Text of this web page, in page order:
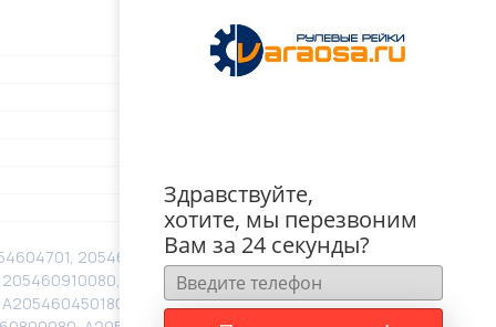
205460470180, 2054605000,
2054609300, 205460930080,
A2054604701, A205460470180,
Здравствуйте,
хотите, мы перезвоним
Вам за 24 секунды?